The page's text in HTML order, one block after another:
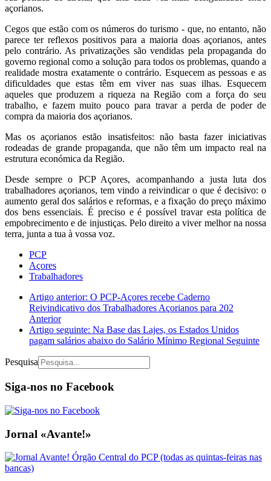
açorianos.
Cegos que estão com os números do turismo - que, no entanto, não
parece ter reflexos positivos para a maioria doas açorianos, antes
pelo contrário. As privatizações são vendidas pela propaganda do
governo regional como a solução para todos os problemas, quando a
realidade mostra exatamente o contrário. Esquecem as pessoas e as
dificuldades que estas têm em viver nas suas ilhas. Esquecem
aqueles que produzem a riqueza na Região com a força do seu
trabalho, e fazem muito pouco para travar a perda de poder de
compra da maioria dos açorianos.
Mas os açorianos estão insatisfeitos: não basta fazer iniciativas
rodeadas de grande propaganda, que não têm um impacto real na
estrutura económica da Região.
Desde sempre o PCP Açores, acompanhando a justa luta dos
trabalhadores açorianos, tem vindo a reivindicar o que é decisivo: o
aumento geral dos salários e reformas, e a fixação do preço máximo
dos bens essenciais. É preciso e é possível travar esta política de
empobrecimento e de injustiças. Pelo direito a viver melhor na nossa
terra, junta a tua à vossa voz.
PCP
Açores
Trabalhadores
Artigo anterior: O PCP-Açores recebe Caderno
Reivindicativo dos Trabalhadores Açorianos para 202
Anterior
Artigo seguinte: Na Base das Lajes, os Estados Unidos
pagam salários abaixo do Salário Mínimo Regional Seguinte
Pesquisa
Siga-nos no Facebook
Jornal «Avante!»